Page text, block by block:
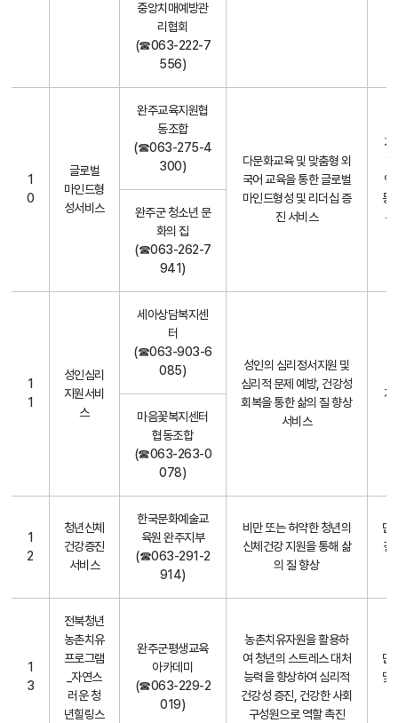
중앙치매예방관
리협회
(☎063-222-7
556)
1
0
글로벌
마인드형
성서비스
완주교육지원협
동조합
(☎063-275-4
300)
다문화교육 및 맞춤형 외
국어 교육을 통한 글로벌
마인드형성 및 리더십 증
진 서비스
기
연
등
우
완주군 청소년 문
화의 집
(☎063-262-7
941)
1
1
성인심리
지원서비
스
세아상담복지센
터
(☎063-903-6
085)
성인의 심리정서지원 및
심리적 문제 예방, 건강성
회복을 통한 삶의 질 향상
서비스
지
마음꽃복지센터
협동조합
(☎063-263-0
078)
1
2
청년신체
건강증진
서비스
한국문화예술교
육원 완주지부
(☎063-291-2
914)
비만 또는 허약한 청년의
신체건강 지원을 통해 삶
의 질 향상
만
결
1
3
전북청년
농촌치유
프로그램
_자연스
러운 청
년힐링스
완주군평생교육
아카데미
(☎063-229-2
019)
농촌치유자원을 활용하
여 청년의 스트레스 대처
능력을 향상하여 심리적
건강성 증진, 건강한 사회
구성원으로 역할 촉진
만
및